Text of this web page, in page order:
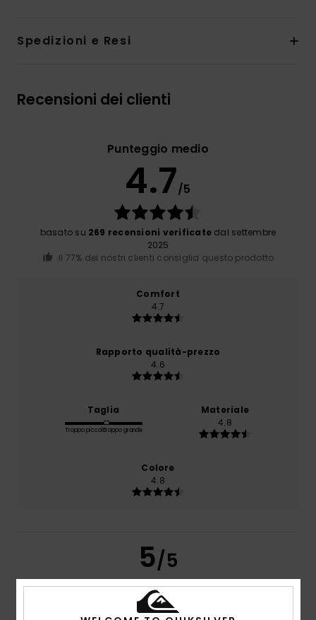
Spedizioni e Resi
Recensioni dei clienti
Punteggio medio
4.7/5
basato su 269 recensioni verificate dal settembre
2025
Il 77% dei nostri clienti consiglia questo prodotto
Comfort
4.7
Rapporto qualità-prezzo
4.6
Taglia
Troppo piccoloTroppo grande
Materiale
4.8
Colore
4.8
5/5